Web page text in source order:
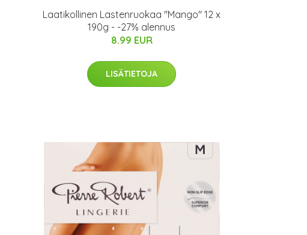
Laatikollinen Lastenruokaa "Mango" 12 x
190g - -27% alennus
8.99 EUR
LISÄTIETOJA